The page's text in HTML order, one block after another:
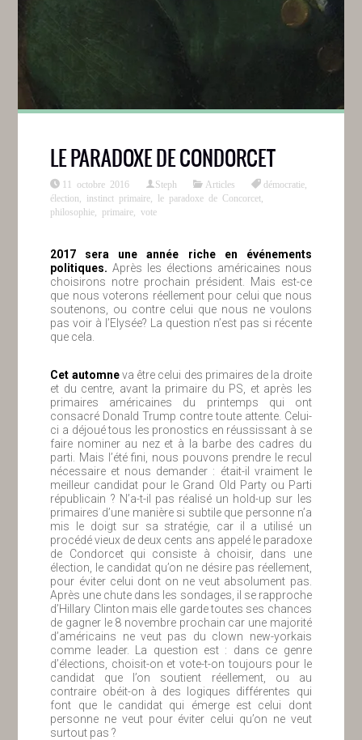
LE PARADOXE DE CONDORCET
11 octobre 2016 Steph Articles démocratie
élection
instinct primaire le paradoxe de Concorcet
philosophie
primaire ,vote
2017 sera une année riche en événements
politiques. Après les élections américaines nous
choisirons notre prochain président. Mais est-ce
que nous voterons réellement pour celui que nous
soutenons, ou contre celui que nous ne voulons
pas voir à l’Elysée? La question n’est pas si récente
que cela.
Cet automneva être celui des primaires de la droite
et du centre, avant la primaire du PS, et après les
primaires américaines du printemps qui ont
consacré Donald Trump contre toute attente. Celui-
ci a déjoué tous les pronostics en réussissant à se
faire nominer au nez et à la barbe des cadres du
parti. Mais l’été fini, nous pouvons prendre le recul
nécessaire et nous demander : était-il vraiment le
meilleur candidat pour le Grand Old Party ou Parti
républicain ? N’a-t-il pas réalisé un hold-up sur les
primaires d’une manière si subtile que personne n’a
mis le doigt sur sa stratégie, car il a utilisé un
procédé vieux de deux cents ans appelé le paradoxe
de Condorcet qui consiste à choisir, dans une
élection, le candidat qu’on ne désire pas réellement,
pour éviter celui dont on ne veut absolument pas.
Après une chute dans les sondages, il se rapproche
d’Hillary Clinton mais elle garde toutes ses chances
de gagner le 8 novembre prochain car une majorité
d’américains ne veut pas du clown new-yorkais
comme leader. La question est : dans ce genre
d’élections, choisit-on et vote-t-on toujours pour le
candidat que l’on soutient réellement, ou au
contraire obéit-on à des logiques différentes qui
font que le candidat qui émerge est celui dont
personne ne veut pour éviter celui qu’on ne veut
surtout pas ?